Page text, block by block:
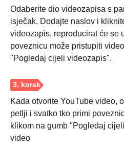
Odaberite dio videozapisa s
isječak. Dodajte naslov i
videozapis, reproducirat će se
poveznicu može pristupiti
"Pogledaj cijeli videozapis".
Kada otvorite YouTube video,
petlji i svatko tko primi
klikom na gumb "Pogledaj
video